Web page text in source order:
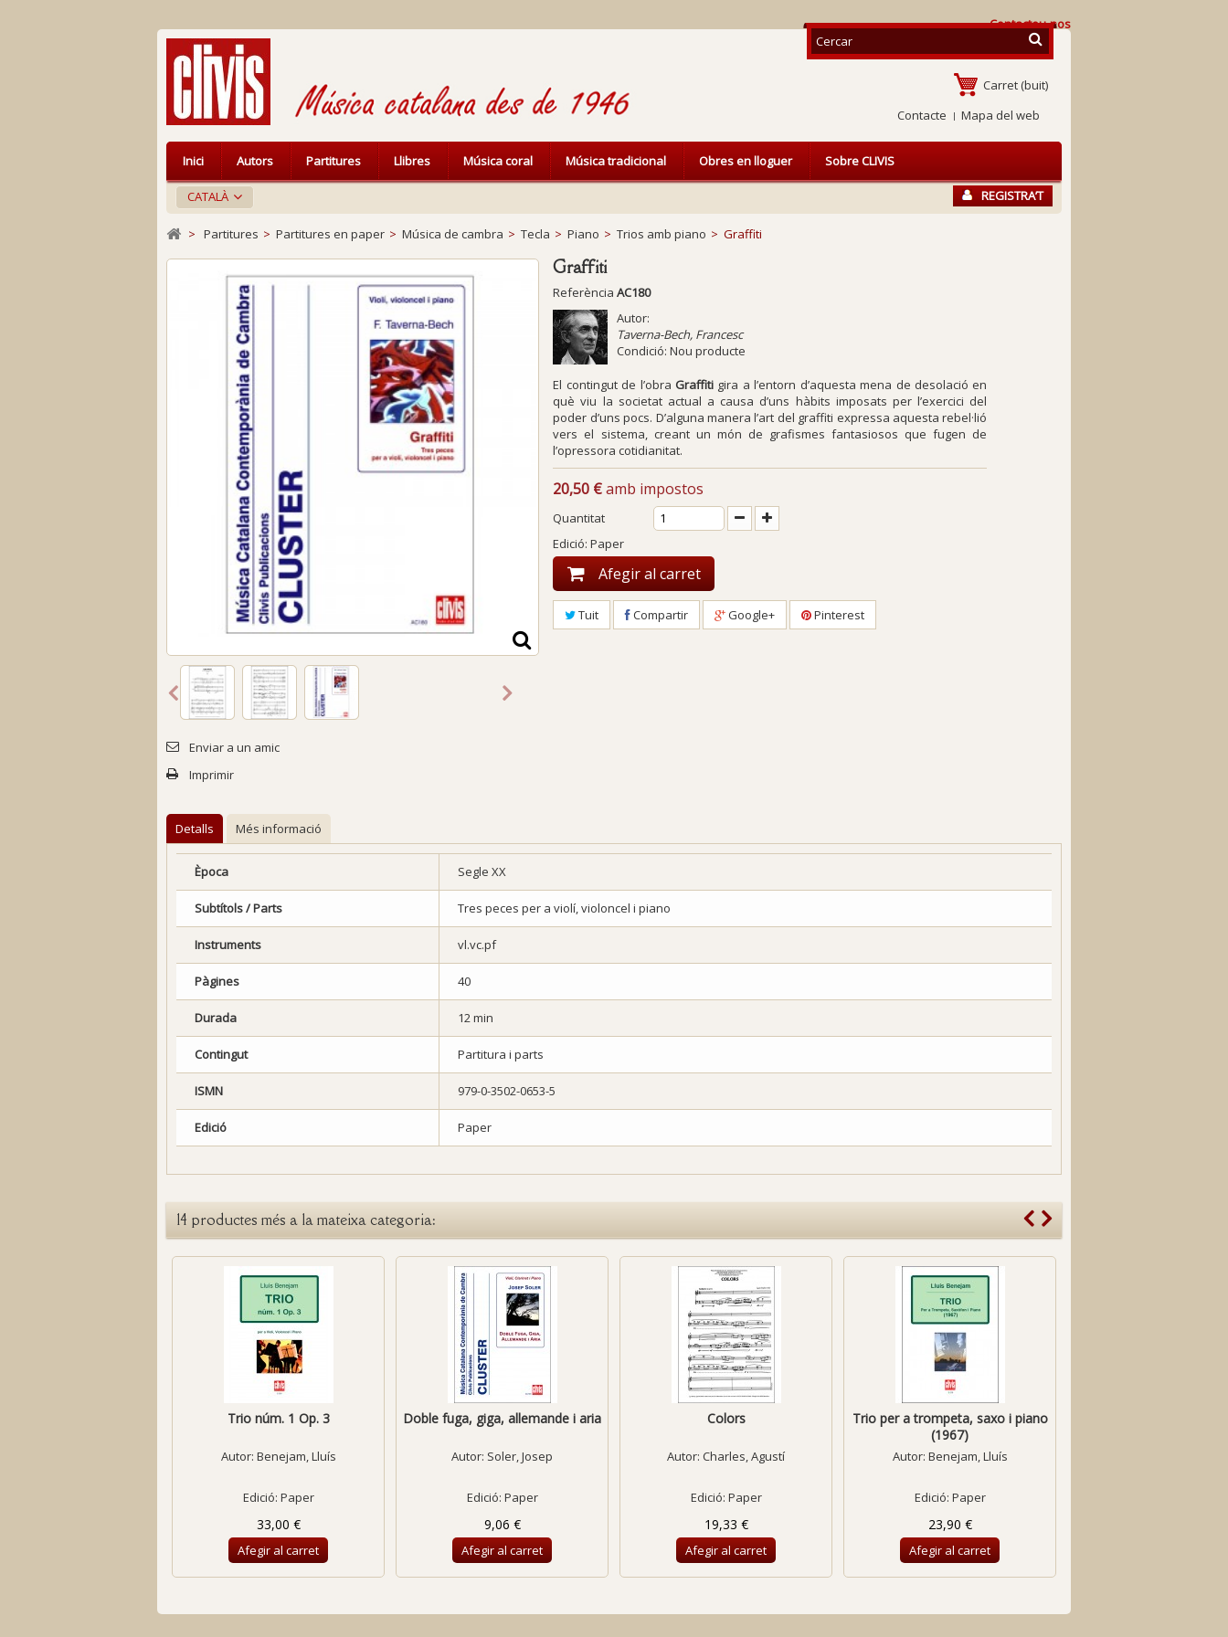
Contacteu-nos
Carret (buit)
Contacte
Mapa del web
CATALÀ REGISTRA’T
Inici Autors Partitures Llibres Música coral Música tradicional Obres en lloguer Sobre CLIVIS
> Partitures > Partitures en paper > Música de cambra > Tecla > Piano > Trios amb piano > Graffiti
Enviar a un amic
Imprimir
Graffiti
Referència AC180
Autor:
Taverna-Bech, Francesc
Condició: Nou producte
El contingut de l’obra Graffiti gira a l’entorn d’aquesta mena de desolació en
què viu la societat actual a causa d’uns hàbits imposats per l’exercici del
poder d’uns pocs. D’alguna manera l’art del graffiti expressa aquesta rebel·lió
vers el sistema, creant un món de grafismes fantasiosos que fugen de
l’opressora cotidianitat.
20,50 €amb impostos
Quantitat
Edició: Paper
Afegir al carret
Tuit Compartir Google+ Pinterest
Detalls Més informació
Època Segle XX
Subtítols / Parts Tres peces per a violí, violoncel i piano
Instruments vl.vc.pf
Pàgines 40
Durada 12 min
Contingut Partitura i parts
ISMN 979-0-3502-0653-5
Edició Paper
14 productes més a la mateixa categoria:
Trio núm. 1 Op. 3
Autor: Benejam, Lluís
Edició: Paper
33,00 €
Afegir al carret
Doble fuga, giga, allemande i aria
Autor: Soler, Josep
Edició: Paper
9,06 €
Afegir al carret
Colors
Autor: Charles, Agustí
Edició: Paper
19,33 €
Afegir al carret
Trio per a trompeta, saxo i piano
(1967)
Autor: Benejam, Lluís
Edició: Paper
23,90 €
Afegir al carret